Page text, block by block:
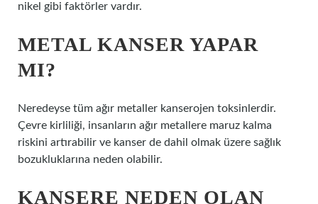
nikel gibi faktörler vardır.
METAL KANSER YAPAR
MI?
Neredeyse tüm ağır metaller kanserojen toksinlerdir.
Çevre kirliliği, insanların ağır metallere maruz kalma
riskini artırabilir ve kanser de dahil olmak üzere sağlık
bozukluklarına neden olabilir.
KANSERE NEDEN OLAN